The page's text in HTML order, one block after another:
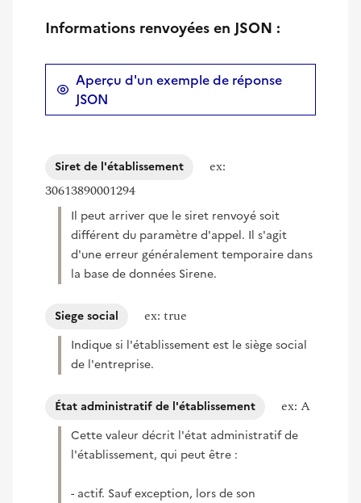
Informations renvoyées en JSON :
Aperçu d'un exemple de réponse
JSON
Siret de l'établissement
ex:
30613890001294
Il peut arriver que le siret renvoyé soit
différent du paramètre d'appel. Il s'agit
d'une erreur généralement temporaire dans
la base de données Sirene.
Siege social ex: true
Indique si l'établissement est le siège social
de l'entreprise.
État administratif de l'établissement ex: A
Cette valeur décrit l'état administratif de
l'établissement, qui peut être :
- actif. Sauf exception, lors de son